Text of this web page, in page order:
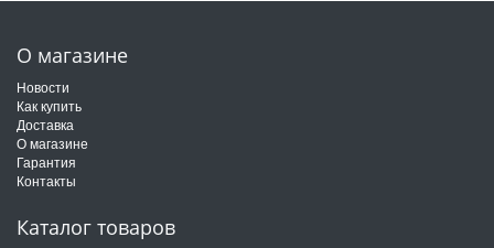
О магазине
Новости
Как купить
Доставка
О магазине
Гарантия
Контакты
Каталог товаров